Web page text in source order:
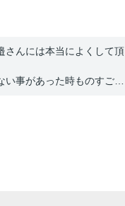
さんには本当によくして頂
事があった時ものすごく